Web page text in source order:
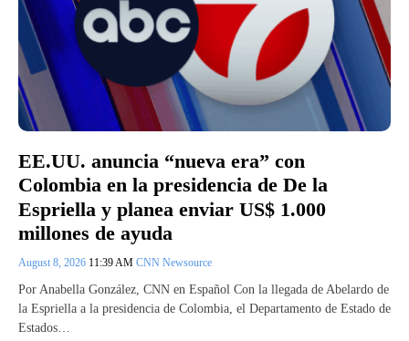
EE.UU. anuncia “nueva era” con
Colombia en la presidencia de De la
Espriella y planea enviar US$ 1.000
millones de ayuda
August 8, 2026 11:39 AM CNN Newsource
Por Anabella González, CNN en Español Con la llegada de Abelardo de
la Espriella a la presidencia de Colombia, el Departamento de Estado de
Estados…